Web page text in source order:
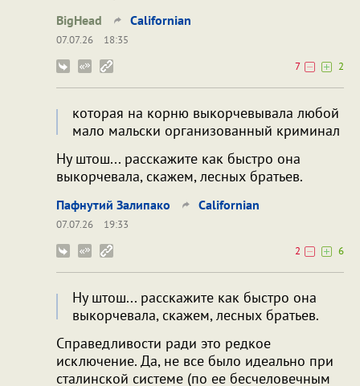
BigHead Californian
07.07.26
18:35
7
2
которая на корню выкорчевывала любой
мало мальски организованный криминал
Ну штош... расскажите как быстро она
выкорчевала, скажем, лесных братьев.
Пафнутий Залипако Californian
07.07.26
19:33
2
6
Ну штош... расскажите как быстро она
выкорчевала, скажем, лесных братьев.
Справедливости ради это редкое
исключение. Да, не все было идеально при
сталинской системе (по ее бесчеловечным